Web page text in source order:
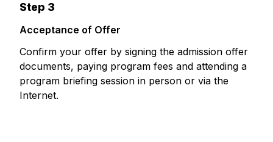
Step 3
Acceptance of Offer
Confirm your offer by signing the admission offer
documents, paying program fees and attending a
program briefing session in person or via the
Internet.